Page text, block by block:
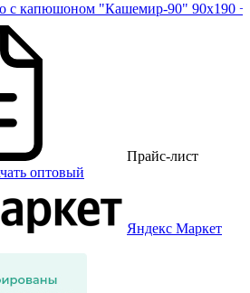
с капюшоном "Кашемир-90" 90х190
Прайс-лист
оптовый
Яндекс Маркет